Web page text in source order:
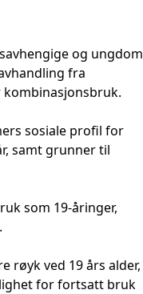
og ungdom
fra
sosiale profil for
samt grunner til
som 19-åringer,
røyk ved 19 års alder,
for fortsatt bruk